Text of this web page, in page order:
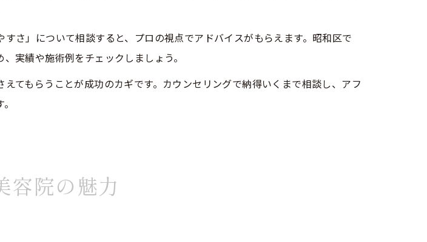
さ」について相談すると、プロの視点でアドバイスがもらえます。昭和区で
実績や施術例をチェックしましょう。
てもらうことが成功のカギです。カウンセリングで納得いくまで相談し、アフ
容院の魅力